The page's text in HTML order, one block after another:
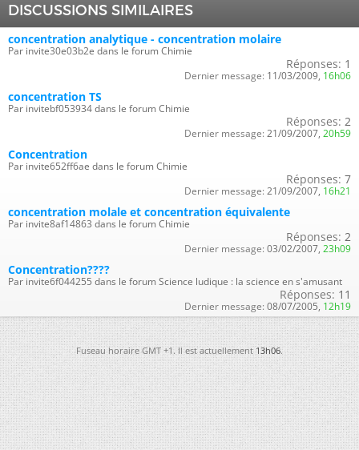
DISCUSSIONS SIMILAIRES
concentration analytique - concentration molaire
Par invite30e03b2e dans le forum Chimie
Réponses: 1
Dernier message: 11/03/2009, 16h06
concentration TS
Par invitebf053934 dans le forum Chimie
Réponses: 2
Dernier message: 21/09/2007, 20h59
Concentration
Par invite652ff6ae dans le forum Chimie
Réponses: 7
Dernier message: 21/09/2007, 16h21
concentration molale et concentration équivalente
Par invite8af14863 dans le forum Chimie
Réponses: 2
Dernier message: 03/02/2007, 23h09
Concentration????
Par invite6f044255 dans le forum Science ludique : la science en s'amusant
Réponses: 11
Dernier message: 08/07/2005, 12h19
Fuseau horaire GMT +1. Il est actuellement13h06.